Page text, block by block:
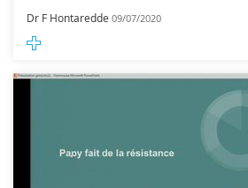
Dr F Hontaredde 09/07/2020